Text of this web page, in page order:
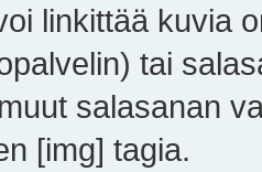
linkittää kuvia
tai
salasanan
[img] tagia.